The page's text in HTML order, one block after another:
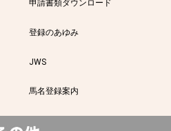
申請書類ダウンロード
登録のあゆみ
JWS
馬名登録案内